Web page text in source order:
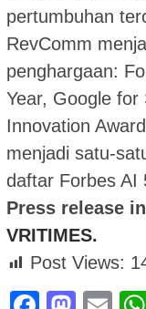
pertumbuhan
RevComm
penghargaan:
Year, Google
Innovation
menjadi satu-
daftar Forbes AI
Press release
VRITIMES.
Post Views: